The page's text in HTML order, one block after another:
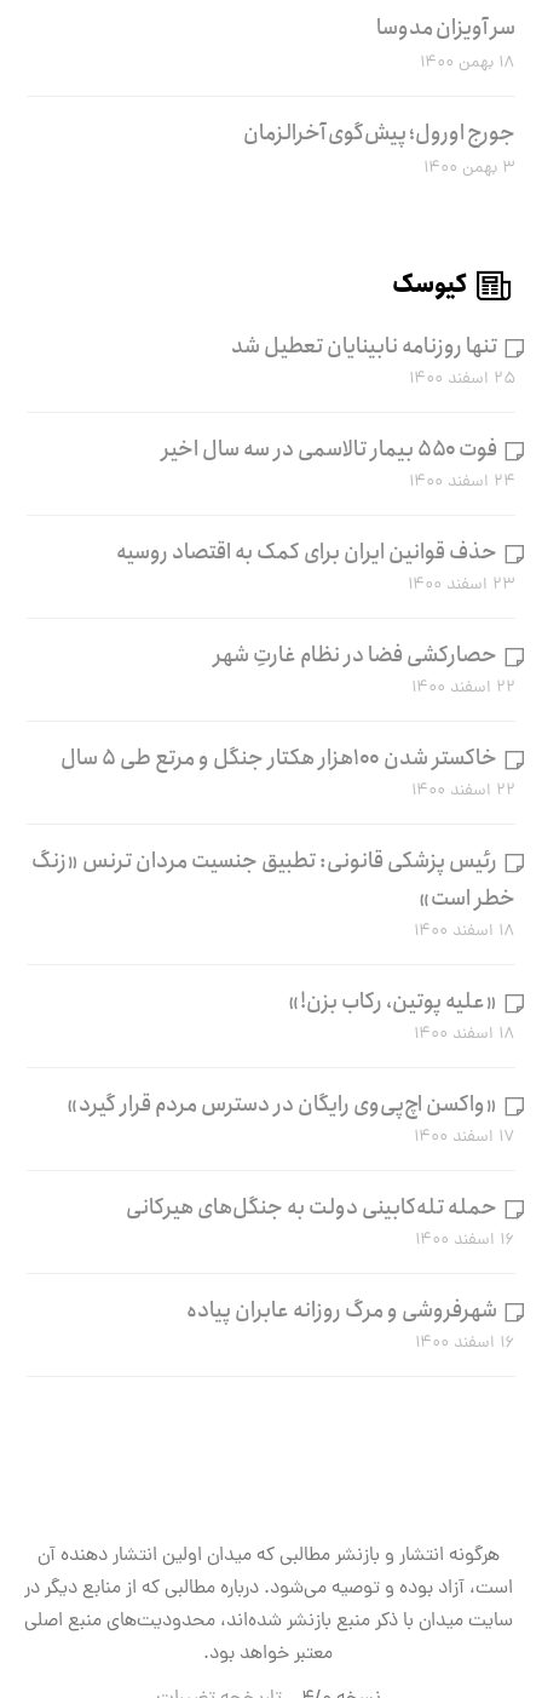
سر آویزان مدوسا
۱۸ بهمن ۱۴۰۰
جورج اورول؛ پیش‌گوی آخرالزمان
۳ بهمن ۱۴۰۰
کیوسک
تنها روزنامه نابینایان تعطیل شد
۲۵ اسفند ۱۴۰۰
فوت ۵۵۰ بیمار تالاسمی در سه سال اخیر
۲۴ اسفند ۱۴۰۰
حذف قوانین ایران برای کمک به اقتصاد روسیه
۲۳ اسفند ۱۴۰۰
حصارکشی فضا در نظام غارتِ شهر
۲۲ اسفند ۱۴۰۰
خاکستر شدن ۱۰۰هزار هکتار جنگل و مرتع طی ۵ سال
۲۲ اسفند ۱۴۰۰
رئیس پزشکی قانونی: تطبیق جنسیت مردان ترنس «زنگ
خطر است»
۱۸ اسفند ۱۴۰۰
«علیه پوتین، رکاب بزن!»
۱۸ اسفند ۱۴۰۰
«واکسن اچ‌پی‌وی رایگان در دسترس مردم قرار گیرد»
۱۷ اسفند ۱۴۰۰
حمله تله‌کابینی دولت به جنگل‌های هیرکانی
۱۶ اسفند ۱۴۰۰
شهرفروشی و مرگ روزانه عابران پیاده
۱۶ اسفند ۱۴۰۰
هرگونه انتشار و بازنشر مطالبی که میدان اولین انتشار دهنده آن
است، آزاد بوده و توصیه می‌شود. درباره مطالبی که از منابع دیگر در
سایت میدان با ذکر منبع بازنشر شده‌اند، محدودیت‌های منبع اصلی
معتبر خواهد بود.